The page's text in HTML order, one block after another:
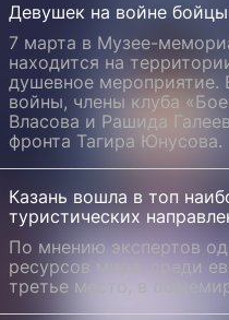
Девушек на войне
7 марта в Музее-
находится на
душевное мероприятие.
войны, члены клуба
Власова и Рашида
фронта Тагира Юнусова.
Казань вошла в топ
туристических
По мнению экспертов
ресурсов мира, среди
третье место, в